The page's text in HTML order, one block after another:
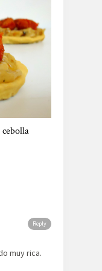
Reply
muy rica.